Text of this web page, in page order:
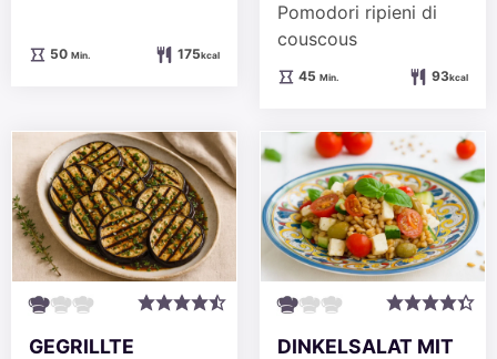
50Minuten
Min. 175kcal
Pomodori ripieni di
couscous
45Minuten
Min. 93kcal
GEGRILLTE
DINKELSALAT MIT